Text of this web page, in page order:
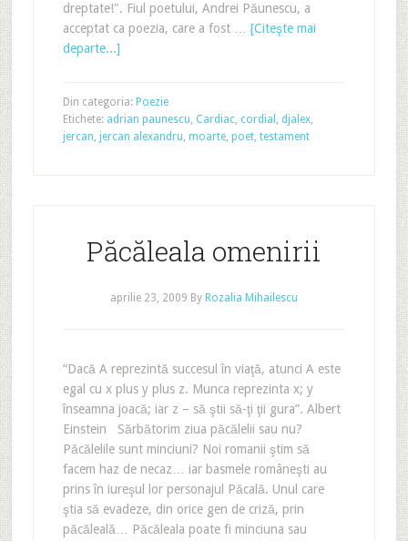
dreptate!". Fiul poetului, Andrei Păunescu, a
acceptat ca poezia, care a fost … [Citeşte mai
departe...]
Din categoria: Poezie
Etichete: adrian paunescu, Cardiac, cordial , djalex,
jercan, jercan alexandru, moarte, poet, testament
Păcăleala omenirii
aprilie 23, 2009 By Rozalia Mihailescu
“Dacă A reprezintă succesul în viaţă, atunci A este
egal cu x plus y plus z. Munca reprezinta x; y
înseamna joacă; iar z – să ştii să-ţi ţii gura”. Albert
Einstein Sărbătorim ziua păcălelii sau nu?
Păcălelile sunt minciuni? Noi romanii ştim să
facem haz de necaz… iar basmele româneşti au
prins în iureşul lor personajul Păcală. Unul care
ştia să evadeze, din orice gen de criză, prin
păcăleală… Păcăleala poate fi minciuna sau